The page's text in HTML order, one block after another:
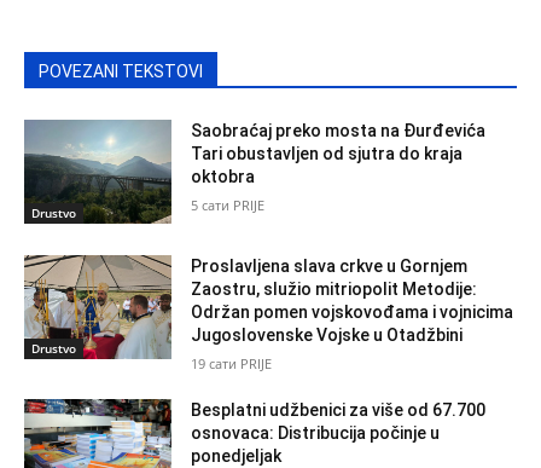
POVEZANI TEKSTOVI
Drustvo
Saobraćaj preko mosta na Đurđevića
Tari obustavljen od sjutra do kraja
oktobra
5 сати PRIJE
Drustvo
Proslavljena slava crkve u Gornjem
Zaostru, služio mitriopolit Metodije:
Održan pomen vojskovođama i vojnicima
Jugoslovenske Vojske u Otadžbini
19 сати PRIJE
Besplatni udžbenici za više od 67.700
osnovaca: Distribucija počinje u
ponedjeljak